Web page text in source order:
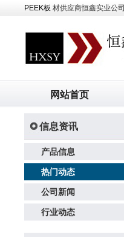
PEEK板 材供应商恒鑫实业公
网站首页
信息资讯
产品信息
热门动态
公司新闻
行业动态